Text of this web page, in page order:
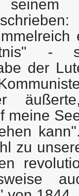
-
der
meine
zu